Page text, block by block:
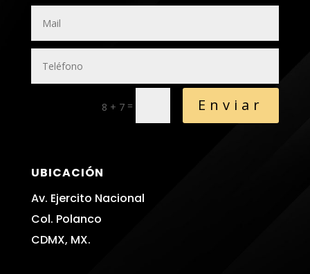
8 + 7 = Enviar
UBICACIÓN
Av. Ejercito Nacional
Col. Polanco
CDMX, MX.